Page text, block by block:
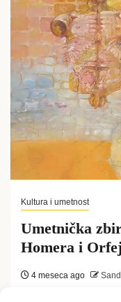
Kultura i umetnost
Umetnička
Homera i
4 meseca ago